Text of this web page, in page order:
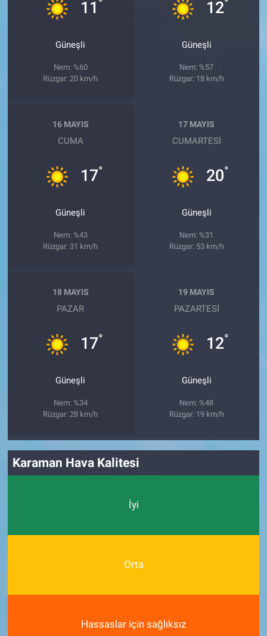
11 °
Güneşli
Nem: %60
Rüzgar: 20 km/h
12°
Güneşli
Nem: %57
Rüzgar: 18 km/h
16 MAYIS
CUMA
17°
Güneşli
Nem: %43
Rüzgar: 31 km/h
17 MAYIS
CUMARTESI
20°
Güneşli
Nem: %31
Rüzgar: 53 km/h
18 MAYIS
PAZAR
17°
Güneşli
Nem: %34
Rüzgar: 28 km/h
19 MAYIS
PAZARTESI
12°
Güneşli
Nem: %48
Rüzgar: 19 km/h
Karaman Hava Kalitesi
İyi
Orta
Hassaslar için sağlıksız